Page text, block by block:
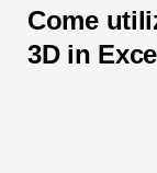
Come
3D in